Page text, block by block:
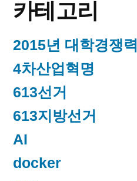
카테고리
2015년 대학경쟁력
4차산업혁명
613선거
613지방선거
AI
docker